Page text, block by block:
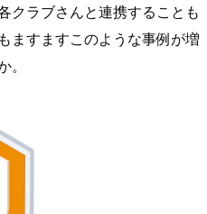
クラブさんと連携することも
ますますこのような事例が増